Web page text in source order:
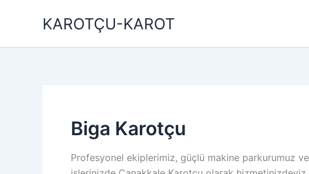
KAROTÇU-KAROT
Biga Karotçu
Profesyonel ekiplerimiz, güçlü makine parkurumuz